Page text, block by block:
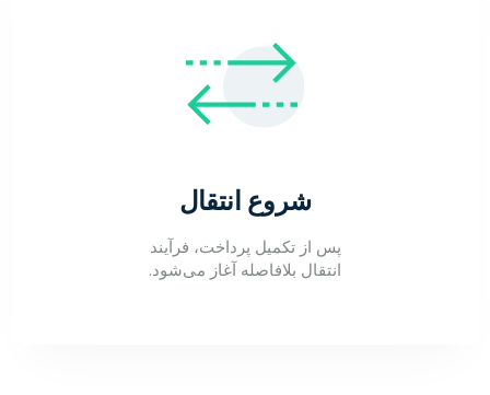
شروع انتقال
پس از تکمیل پرداخت، فرآیند
انتقال بلافاصله آغاز می‌شود.